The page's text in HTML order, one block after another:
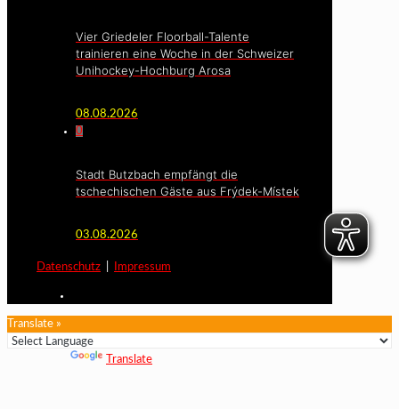
Vier Griedeler Floorball-Talente
trainieren eine Woche in der Schweizer
Unihockey-Hochburg Arosa
08.08.2026
0
Stadt Butzbach empfängt die
tschechischen Gäste aus Frýdek-Místek
03.08.2026
Datenschutz Impressum
Translate »
Translate